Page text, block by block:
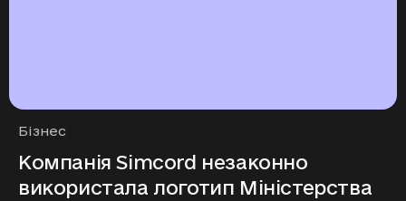
Рубрики
Бізнес
Компанія Simcord незаконно
використала логотип Міністерства